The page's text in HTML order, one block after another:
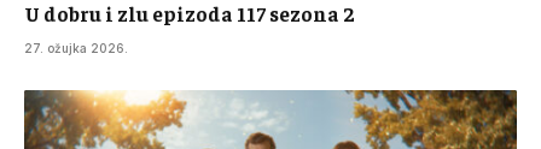
U dobru i zlu epizoda 117 sezona 2
27. ožujka 2026.